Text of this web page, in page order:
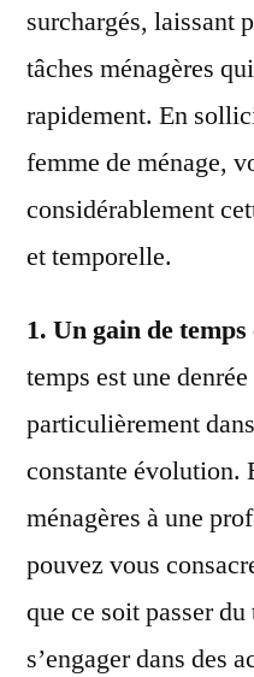
surchargés, laissant
tâches ménagères
rapidement. En
femme de ménage,
considérablement
et temporelle.
1. Un gain de
temps est une
particulièrement
constante évolution.
ménagères à une
pouvez vous
que ce soit passer
s’engager dans des